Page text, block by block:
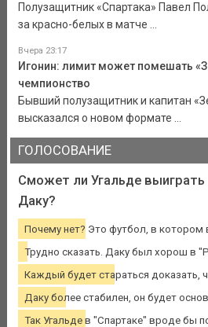
Полузащитник «Спартака» Павел
за красно-белых в матче ...
Вчера 23:17
Игонин: лимит может помешать
чемпионство
Бывший полузащитник и капитан
высказался о новом формате ...
ГОЛОСОВАНИЕ
Сможет ли Угальде выиграть
Даку?
Почему нет? Это футбол, в
Трудно сказать. Даку был хорош в
Каждый будет стараться доказать,
Даку более стабилен, он будет
Так Угальде в "Спартаке" вроде бы